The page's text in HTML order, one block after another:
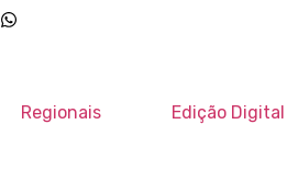
Regionais Edição Digital